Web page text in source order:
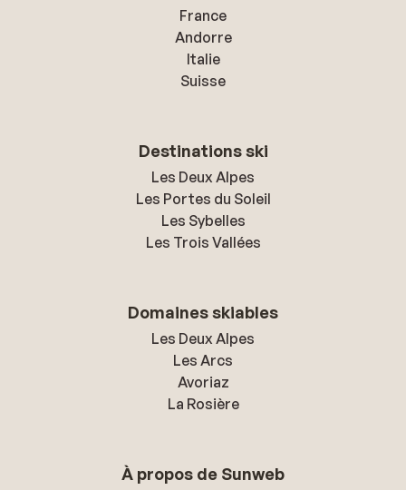
France
Andorre
Italie
Suisse
Destinations ski
Les Deux Alpes
Les Portes du Soleil
Les Sybelles
Les Trois Vallées
Domaines skiables
Les Deux Alpes
Les Arcs
Avoriaz
La Rosière
À propos de Sunweb